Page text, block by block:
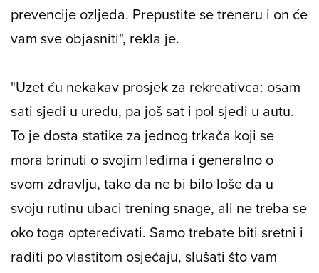
istezanja, a bilo bi dobro da rade i nekakve
vježbe za snagu zbog jačanja mišića i
vam sve objasniti", rekla je.
"Uzet ću nekakav prosjek za rekreativca: osam
sati sjedi u uredu, pa još sat i pol sjedi u autu.
To je dosta statike za jednog trkača koji se
mora brinuti o svojim leđima i generalno o
svom zdravlju, tako da ne bi bilo loše da u
svoju rutinu ubaci trening snage, ali ne treba se